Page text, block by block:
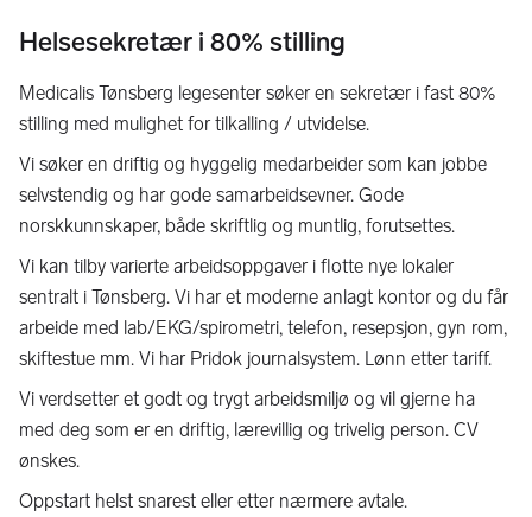
Helsesekretær i 80% stilling
Medicalis Tønsberg legesenter søker en sekretær i fast 80%
stilling med mulighet for tilkalling / utvidelse.
Vi søker en driftig og hyggelig medarbeider som kan jobbe
selvstendig og har gode samarbeidsevner. Gode
norskkunnskaper, både skriftlig og muntlig, forutsettes.
Vi kan tilby varierte arbeidsoppgaver i flotte nye lokaler
sentralt i Tønsberg. Vi har et moderne anlagt kontor og du får
arbeide med lab/EKG/spirometri, telefon, resepsjon, gyn rom,
skiftestue mm. Vi har Pridok journalsystem. Lønn etter tariff.
Vi verdsetter et godt og trygt arbeidsmiljø og vil gjerne ha
med deg som er en driftig, lærevillig og trivelig person. CV
ønskes.
Oppstart helst snarest eller etter nærmere avtale.